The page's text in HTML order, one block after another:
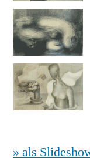
» als